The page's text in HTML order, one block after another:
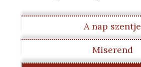
A nap szentje
Miserend